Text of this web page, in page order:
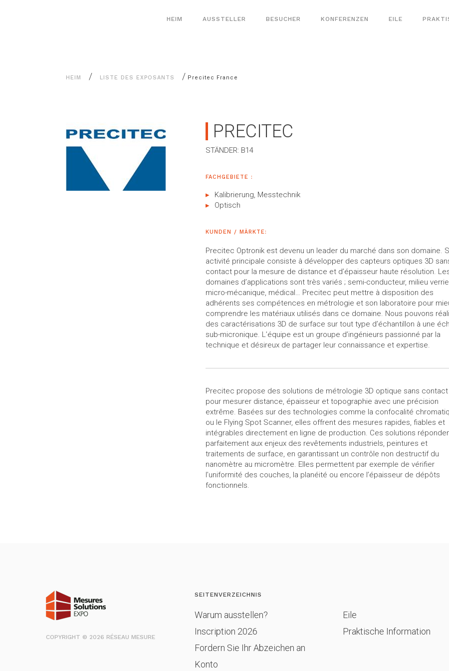
HEIM AUSSTELLER BESUCHER KONFERENZEN EILE
HEIM / LISTE DES EXPOSANTS / Precitec France
PRECITEC
STÄNDER: B14
FACHGEBIETE :
Kalibrierung, Messtechnik
Optisch
KUNDEN / MÄRKTE:
Precitec Optronik est devenu un leader du marché dans son domaine.
activité principale consiste à développer des capteurs optiques 3D
contact pour la mesure de distance et d’épaisseur haute résolution.
domaines d’applications sont très variés ; semi-conducteur, milieu
micro-mécanique, médical… Precitec peut mettre à disposition des
adhérents ses compétences en métrologie et son laboratoire pour
comprendre les matériaux utilisés dans ce domaine. Nous pouvons
des caractérisations 3D de surface sur tout type d’échantillon à une
sub-micronique. L’équipe est un groupe d’ingénieurs passionné par la
technique et désireux de partager leur connaissance et expertise.
Precitec propose des solutions de métrologie 3D optique sans contact
pour mesurer distance, épaisseur et topographie avec une précision
extrême. Basées sur des technologies comme la confocalité
ou le Flying Spot Scanner, elles offrent des mesures rapides, fiables et
intégrables directement en ligne de production. Ces solutions
parfaitement aux enjeux des revêtements industriels, peintures et
traitements de surface, en garantissant un contrôle non destructif du
nanomètre au micromètre. Elles permettent par exemple de vérifier
l’uniformité des couches, la planéité ou encore l’épaisseur de dépôts
fonctionnels.
COPYRIGHT © 2026 RÉSEAU MESURE
SEITENVERZEICHNIS
Warum ausstellen?
Inscription 2026
Fordern Sie Ihr Abzeichen an
Konto
Eile
Praktische Information